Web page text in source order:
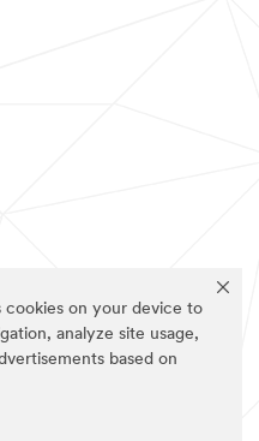
cookies on your device to
analyze site usage,
based on